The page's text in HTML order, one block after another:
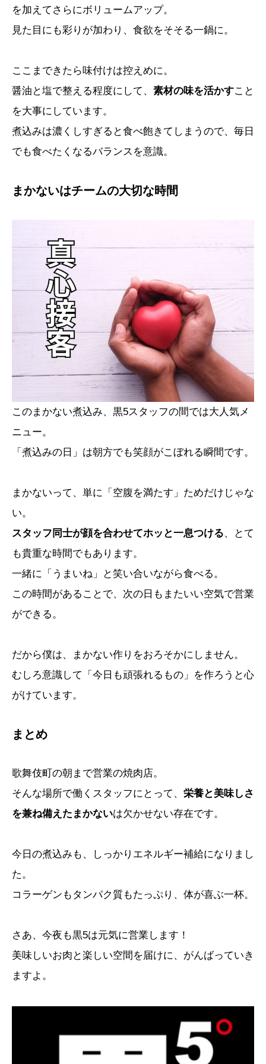
を加えてさらにボリュームアップ。
見た目にも彩りが加わり、食欲をそそる一鍋に。
ここまできたら味付けは控えめに。
醤油と塩で整える程度にして、 素材の味を活かすこと
を大事にしています。
煮込みは濃くしすぎると食べ飽きてしまうので、毎日
でも食べたくなるバランスを意識。
まかないはチームの大切な時間
このまかない煮込み、黒5スタッフの間では大人気メ
ニュー。
「煮込みの日」は朝方でも笑顔がこぼれる瞬間です。
まかないって、単に「空腹を満たす」ためだけじゃな
い。
スタッフ同士が顔を合わせてホッと一息つける、とて
も貴重な時間でもあります。
一緒に「うまいね」と笑い合いながら食べる。
この時間があることで、次の日もまたいい空気で営業
ができる。
だから僕は、まかない作りをおろそかにしません。
むしろ意識して「今日も頑張れるもの」を作ろうと心
がけています。
まとめ
歌舞伎町の朝まで営業の焼肉店。
そんな場所で働くスタッフにとって、 栄養と美味しさ
を兼ね備えたまかないは欠かせない存在です。
今日の煮込みも、しっかりエネルギー補給になりまし
た。
コラーゲンもタンパク質もたっぷり、体が喜ぶ一杯。
さあ、今夜も黒5は元気に営業します！
美味しいお肉と楽しい空間を届けに、がんばっていき
ますよ。